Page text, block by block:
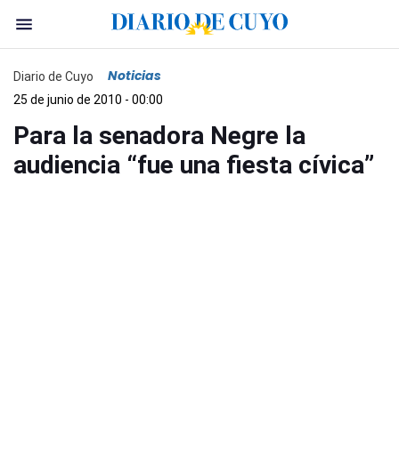
Diario de Cuyo Noticias
25 de junio de 2010 - 00:00
Para la senadora Negre la
audiencia “fue una fiesta cívica”